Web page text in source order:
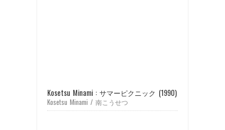
Kosetsu Minami : サマーピクニック (1990)
Kosetsu Minami / 南こうせつ